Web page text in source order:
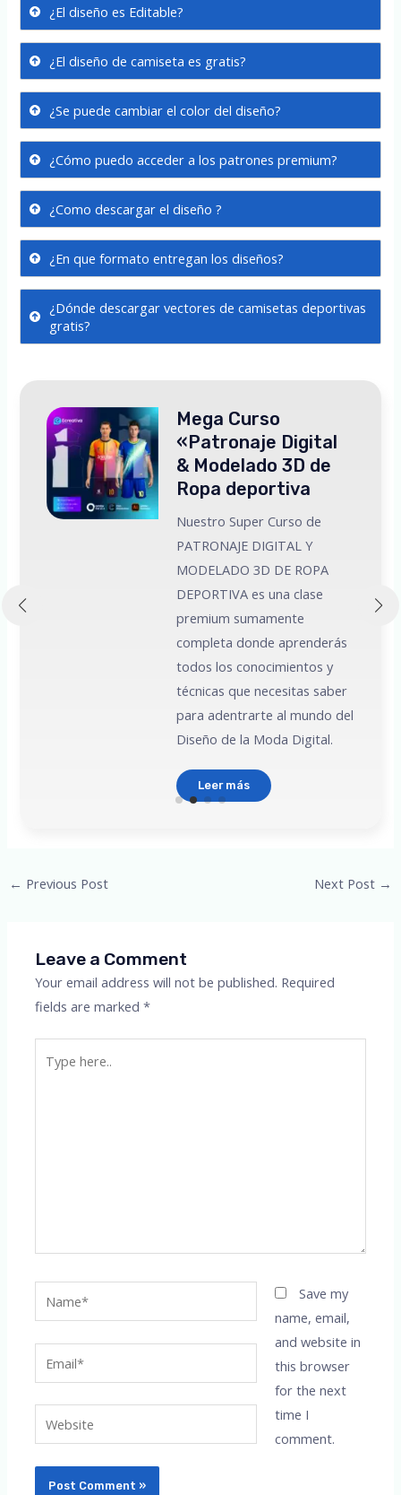
¿El diseño es Editable?
¿El diseño de camiseta es gratis?
¿Se puede cambiar el color del diseño?
¿Cómo puedo acceder a los patrones premium?
¿Como descargar el diseño ?
¿En que formato entregan los diseños?
¿Dónde descargar vectores de camisetas deportivas
gratis?
Mega Curso
«Patronaje Digital
& Modelado 3D de
Ropa deportiva
Nuestro Super Curso de
PATRONAJE DIGITAL Y
MODELADO 3D DE ROPA
DEPORTIVA es una clase
premium sumamente
completa donde aprenderás
todos los conocimientos y
técnicas que necesitas saber
para adentrarte al mundo del
Diseño de la Moda Digital.
Leer más
Post
← Previous Post Next Post →
Leave a Comment
Your email address will not be published. Required
fields are marked*
here..
Website
Save my
name, email,
and website in
this browser
for the next
time I
comment.